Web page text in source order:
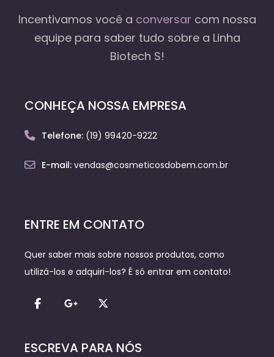
Incentivamos você a conversar com nossa
equipepara saber tudo sobre a Linha
Biotech S!
CONHEÇA NOSSA EMPRESA
Telefone: (19) 99420-9222
E-mail: vendas@cosmeticosdobem.com.br
ENTRE EM CONTATO
Quer saber mais sobre nossos produtos, como
utilizá-los e adquiri-los? É só entrar em contato!
ESCREVA PARA NÓS